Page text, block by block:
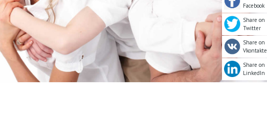
Facebook
Share on
Twitter
Share on
Vkontakte
Share on
LinkedIn